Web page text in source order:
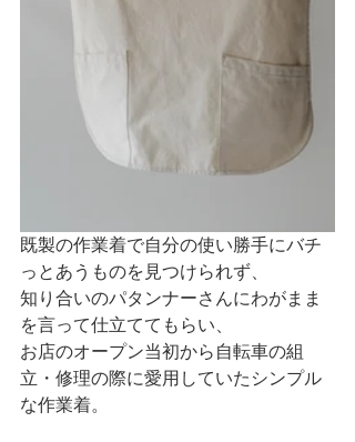
既製の作業着で自分の使い勝手にバチ
っとあうものを見つけられず、
知り合いのパタンナーさんにわがまま
を言って仕立ててもらい、
お店のオープン当初から自転車の組
立・修理の際に愛用していたシンプル
な作業着。